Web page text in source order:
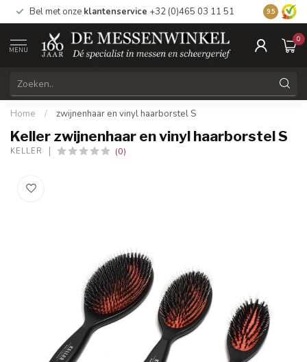
Bel met onze klantenservice +32 (0)465 03 11 51 Bezoek
9.5
MENU
0
Home / zwijnenhaar en vinyl haarborstel S
Keller zwijnenhaar en vinyl haarborstel S
KELLER (0)